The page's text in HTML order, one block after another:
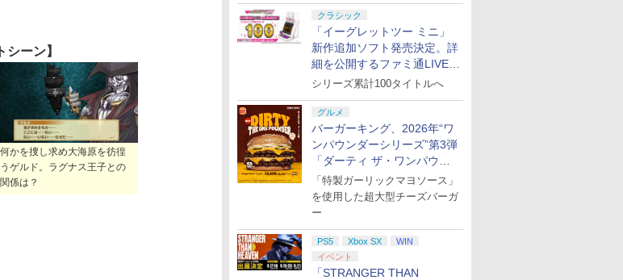
クラシック
「イーグレットツー ミニ」
新作追加ソフト発売決定。詳
細を公開するファミ通LIVEが
8月27日20時から配信
シリーズ累計100タイトルへ
グルメ
バーガーキング、2026年“ワ
ンパウンダーシリーズ”第3弾
「ダーティ ザ・ワンパウン
ダー」を8月7日発売
「特製ガーリックマヨソース」
を使用した超大型チーズバーガ
ー
PS5 Xbox SX
WIN
イベント
「STRANGER THAN
シーン】
何かを捜し求め大海原を彷徨
うゲルド。ラグナス王子との
関係は？